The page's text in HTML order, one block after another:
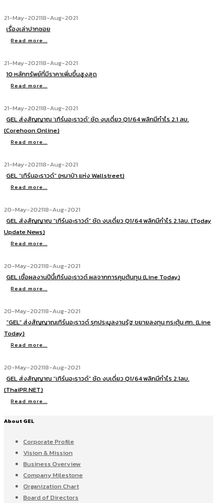
21-May-202118-Aug-2021
เรื่องเล่าปากซอย
Read more...
21-May-202118-Aug-2021
10 หลักทรัพย์ที่มีราคาเพิ่มขึ้นสูงสุด
Read more...
21-May-202118-Aug-2021
GEL ส่งสัญญาณ ‘เทิร์นอะราวด์’ ชัด งบเดี่ยว Q1/64 พลิกมีกำไร 2.1 ลบ.
(Corehoon Online)
Read more...
21-May-202118-Aug-2021
GEL “เทิร์นอะราวด์” (หมาป่า แห่ง Wallstreet)
Read more...
20-May-202118-Aug-2021
GEL ส่งสัญญาณ “เทิร์นอะราวด์” ชัด งบเดี่ยว Q1/64 พลิกมีกำไร 2.1ลบ. (Today
Update News)
Read more...
20-May-202118-Aug-2021
GEL เชื่อผลงานปีนี้เทิร์นอะราวด์ ผลจากการคุมต้นทุน (Line Today)
Read more...
20-May-202118-Aug-2021
“GEL” ส่งสัญญาณเทิร์นอะราวด์ รุกประมูลงานรัฐ ขยายลงทุน กระตุ้น ศก. (Line
Today)
Read more...
20-May-202118-Aug-2021
GEL ส่งสัญญาณ “เทิร์นอะราวด์” ชัด งบเดี่ยว Q1/64 พลิกมีกำไร 2.1ลบ.
(ThaiPR.NET)
Read more...
About GEL
Corporate Profile
Vision & Mission
Business Overview
Company Milestone
Organization Chart
Board of Directors